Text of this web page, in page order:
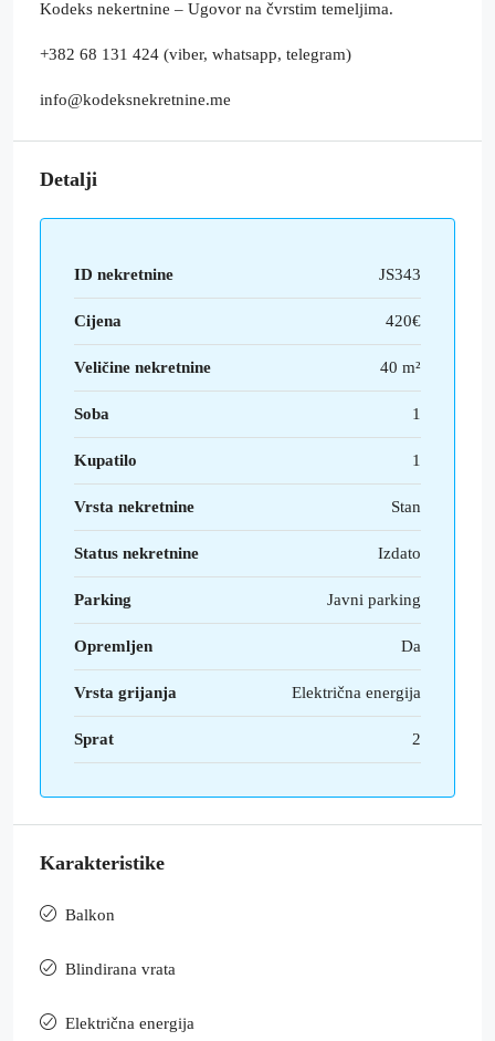
Kodeks nekertnine – Ugovor na čvrstim temeljima.
+382 68 131 424 (viber, whatsapp, telegram)
info@kodeksnekretnine.me
Detalji
ID nekretnine JS343
Cijena 420€
Veličine nekretnine 40 m²
Soba 1
Kupatilo 1
Vrsta nekretnine Stan
Status nekretnine Izdato
Parking Javni parking
Opremljen Da
Vrsta grijanja Električna energija
Sprat 2
Karakteristike
Balkon
Blindirana vrata
Električna energija